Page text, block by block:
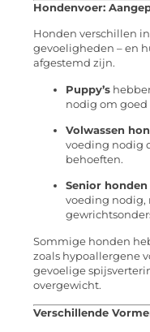
Hondenvoer:
Honden verschillen
gevoeligheden – en
afgestemd zijn.
Puppy’s
nodig om
Volwassen
voeding nodig
behoeften.
Senior honden
voeding nodig,
Sommige honden
zoals hypoallergene
gevoelige
overgewicht.
Verschillende